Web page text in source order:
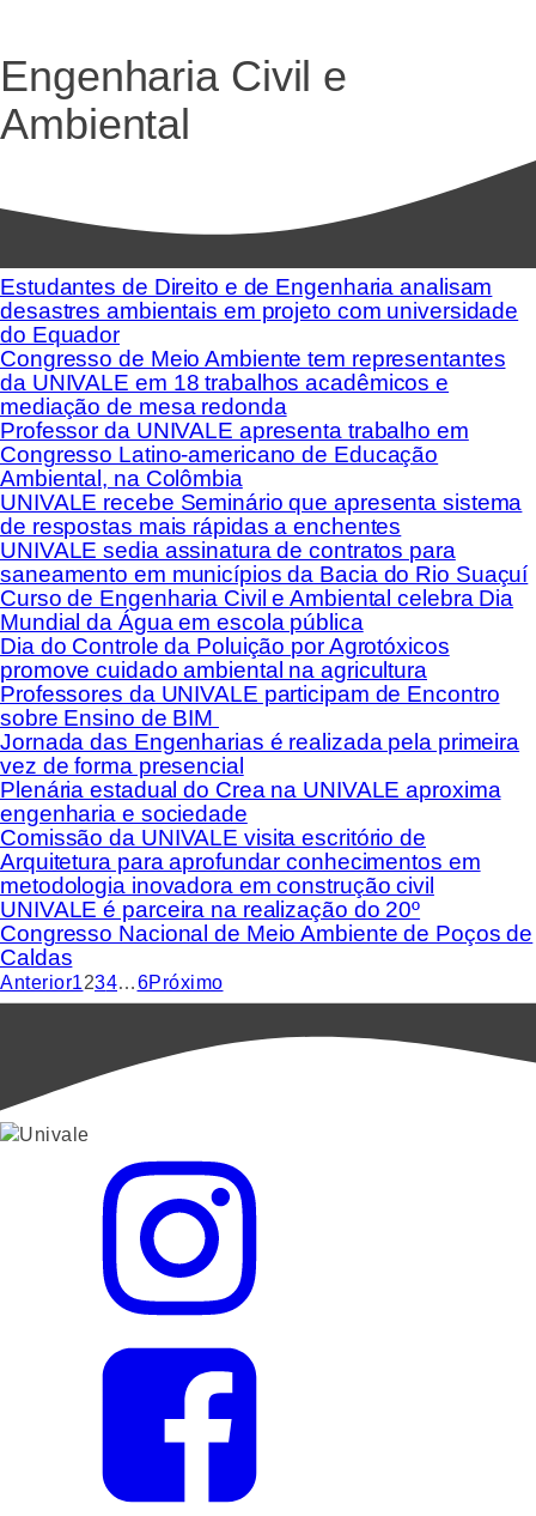
Engenharia Civil e
Ambiental
Estudantes de Direito e de Engenharia analisam
desastres ambientais em projeto com universidade
do Equador
Congresso de Meio Ambiente tem representantes
da UNIVALE em 18 trabalhos acadêmicos e
mediação de mesa redonda
Professor da UNIVALE apresenta trabalho em
Congresso Latino-americano de Educação
Ambiental, na Colômbia
UNIVALE recebe Seminário que apresenta sistema
de respostas mais rápidas a enchentes
UNIVALE sedia assinatura de contratos para
saneamento em municípios da Bacia do Rio Suaçuí
Curso de Engenharia Civil e Ambiental celebra Dia
Mundial da Água em escola pública
Dia do Controle da Poluição por Agrotóxicos
promove cuidado ambiental na agricultura
Professores da UNIVALE participam de Encontro
sobre Ensino de BIM
Jornada das Engenharias é realizada pela primeira
vez de forma presencial
Plenária estadual do Crea na UNIVALE aproxima
engenharia e sociedade
Comissão da UNIVALE visita escritório de
Arquitetura para aprofundar conhecimentos em
metodologia inovadora em construção civil
UNIVALE é parceira na realização do 20º
Congresso Nacional de Meio Ambiente de Poços de
Caldas
Anterior1234…6Próximo